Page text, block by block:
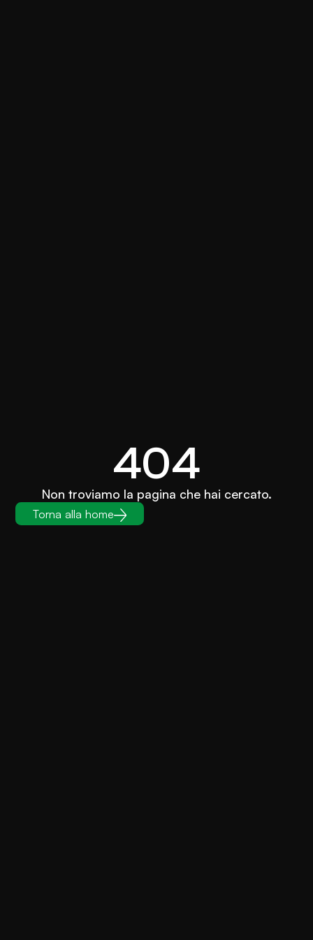
404
Non troviamo la pagina che hai cercato.
Torna alla home